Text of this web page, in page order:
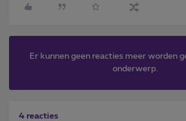
Er kunnen geen reacties meer worden
onderwerp.
4 reacties